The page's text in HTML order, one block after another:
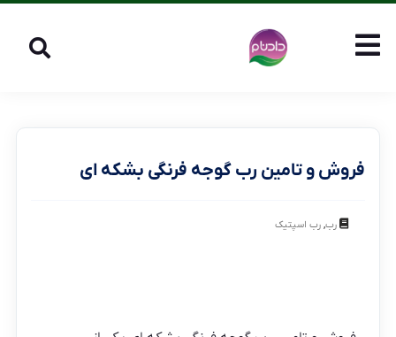
فروش و تامین رب گوجه فرنگی بشکه ای
رب,رب اسپتیک